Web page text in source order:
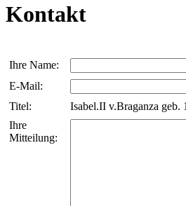
Kontakt
Ihre Name:
E-Mail:
Titel:
Isabel.II v.Braganza geb.
Ihre
Mitteilung: